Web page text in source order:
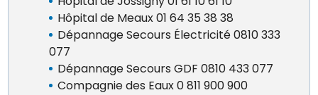
Hôpital de Meaux 01 64 35 38 38
Dépannage Secours Électricité 0810 333
077
Dépannage Secours GDF 0810 433 077
Compagnie des Eaux 0 811 900 900